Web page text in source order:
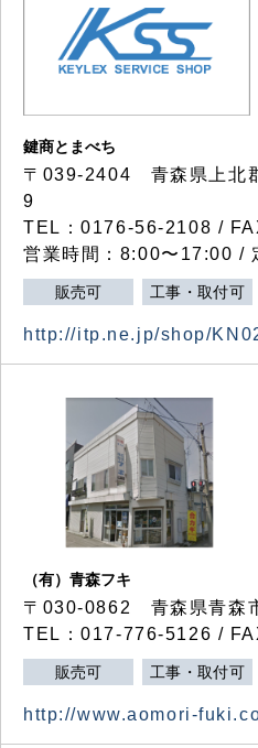
鍵商とまべち
〒039-2404 青森県上北
9
TEL：0176-56-2108 /
営業時間：8:00〜17:00 /
販売可 工事・取付可
http://itp.ne.jp/shop/
（有）青森フキ
〒030-0862 青森県青森
TEL：017-776-5126 /
販売可 工事・取付可
http://www.aomori-